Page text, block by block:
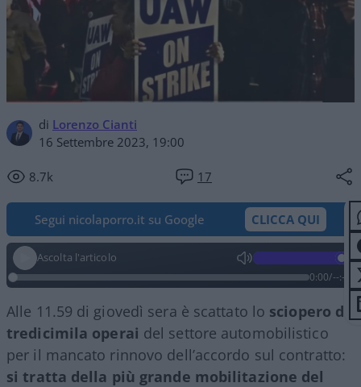
di Lorenzo Cianti
16 Settembre 2023, 19:00
8.7k 17
Segui nicolaporro.it su Google CLICCA QUI
Ascolta l'articolo
0:00/--:--
Alle 11.59 di giovedì sera è scattato lo sciopero di
tredicimila operai del settore automobilistico
per il mancato rinnovo dell’accordo sul contratto:
si tratta della più grande mobilitazione del